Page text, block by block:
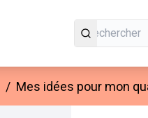
/ Mes idées pour mon
Passer la